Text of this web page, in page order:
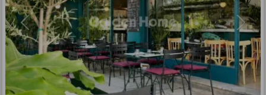
Previous Next